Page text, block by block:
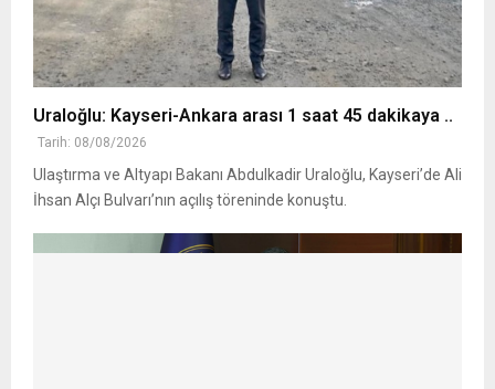
Uraloğlu: Kayseri-Ankara arası 1 saat 45 dakikaya ..
Tarih: 08/08/2026
Ulaştırma ve Altyapı Bakanı Abdulkadir Uraloğlu, Kayseri’de Ali
İhsan Alçı Bulvarı’nın açılış töreninde konuştu.